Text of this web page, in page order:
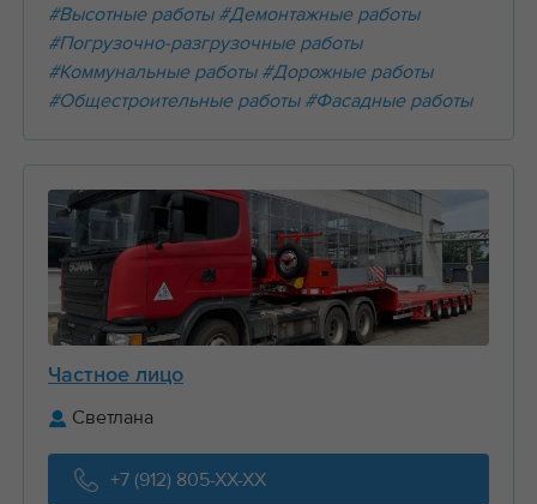
#Высотные работы #Демонтажные работы
#Погрузочно-разгрузочные работы
#Коммунальные работы #Дорожные работы
#Общестроительные работы #Фасадные работы
Частное лицо
Светлана
+7 (912) 805-XX-XX